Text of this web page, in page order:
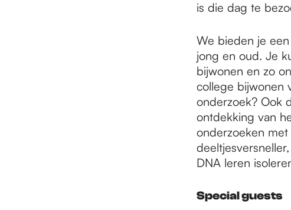
is die dag te
We bieden je
jong en oud. Je
bijwonen en zo
college bijwonen
onderzoek? Ook
ontdekking van
onderzoeken met
DNA leren
Special guests